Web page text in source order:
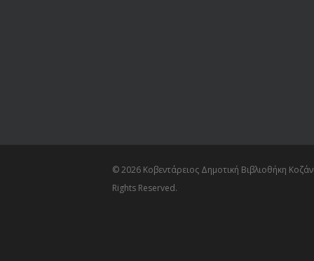
© 2026 Κοβεντάρειος Δημοτική Βιβλιοθήκη
Rights Reserved.